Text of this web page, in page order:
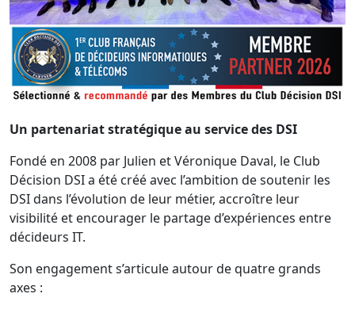
Un partenariat stratégique au service des DSI
Fondé en 2008 par Julien et Véronique Daval, le Club
Décision DSI a été créé avec l’ambition de soutenir les
DSI dans l’évolution de leur métier, accroître leur
visibilité et encourager le partage d’expériences entre
décideurs IT.
Son engagement s’articule autour de quatre grands
axes :